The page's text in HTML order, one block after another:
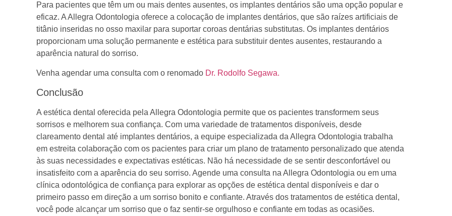
Para pacientes que têm um ou mais dentes ausentes, os implantes dentários são uma opção popular e
eficaz. A Allegra Odontologia oferece a colocação de implantes dentários, que são raízes artificiais de
titânio inseridas no osso maxilar para suportar coroas dentárias substitutas. Os implantes dentários
proporcionam uma solução permanente e estética para substituir dentes ausentes, restaurando a
aparência natural do sorriso.
Venha agendar uma consulta com o renomado Dr. Rodolfo Segawa.
Conclusão
A estética dental oferecida pela Allegra Odontologia permite que os pacientes transformem seus
sorrisos e melhorem sua confiança. Com uma variedade de tratamentos disponíveis, desde
clareamento dental até implantes dentários, a equipe especializada da Allegra Odontologia trabalha
em estreita colaboração com os pacientes para criar um plano de tratamento personalizado que atenda
às suas necessidades e expectativas estéticas. Não há necessidade de se sentir desconfortável ou
insatisfeito com a aparência do seu sorriso. Agende uma consulta na Allegra Odontologia ou em uma
clínica odontológica de confiança para explorar as opções de estética dental disponíveis e dar o
primeiro passo em direção a um sorriso bonito e confiante. Através dos tratamentos de estética dental,
você pode alcançar um sorriso que o faz sentir-se orgulhoso e confiante em todas as ocasiões.